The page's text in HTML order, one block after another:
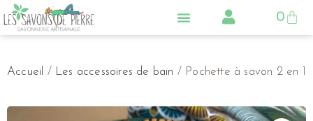
0
Accueil / Les accessoires de bain / Pochette à savon 2 en 1